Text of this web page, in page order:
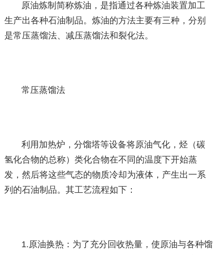
原油炼制简称炼油，是指通过各种炼油装置加工
生产出各种石油制品。炼油的方法主要有三种，分别
是常压蒸馏法、减压蒸馏法和裂化法。
常压蒸馏法
利用加热炉，分馏塔等设备将原油气化，烃（碳
氢化合物的总称）类化合物在不同的温度下开始蒸
发，然后将这些气态的物质冷却为液体，产生出一系
列的石油制品。其工艺流程如下：
1.原油换热：为了充分回收热量，使原油与各种馏